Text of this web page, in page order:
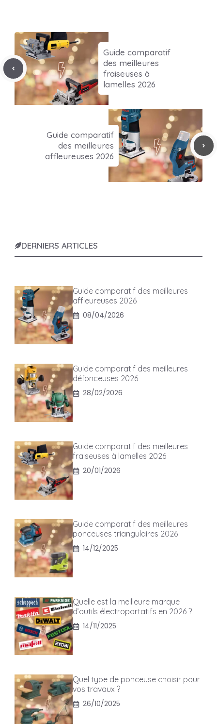
Guide comparatif
des meilleures
fraiseuses à
lamelles 2026
Guide comparatif
des meilleures
affleureuses 2026
DERNIERS ARTICLES
Guide comparatif des meilleures
affleureuses 2026
08/04/2026
Guide comparatif des meilleures
défonceuses 2026
28/02/2026
Guide comparatif des meilleures
fraiseuses à lamelles 2026
20/01/2026
Guide comparatif des meilleures
ponceuses triangulaires 2026
14/12/2025
Quelle est la meilleure marque
d’outils électroportatifs en 2026 ?
14/11/2025
Quel type de ponceuse choisir pour
vos travaux ?
26/10/2025